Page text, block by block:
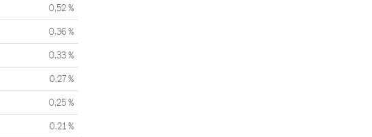
0,52 %
0,36 %
0,33 %
0,27 %
0,25 %
0,21 %